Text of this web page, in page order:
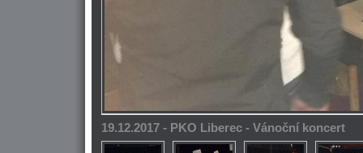
19.12.2017 - PKO Liberec - Vánoční koncert